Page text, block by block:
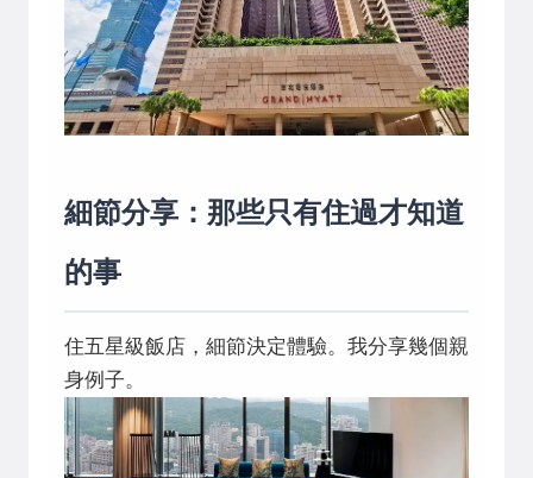
細節分享：那些只有住過才知道
的事
住五星級飯店，細節決定體驗。我分享幾個親
身例子。